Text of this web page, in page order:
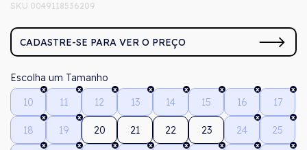
SKU 0049118536209
CADASTRE-SE PARA VER O PREÇO
Tamanho
10
11 12 13 14 15 16 17
18 19 20 21 22 23 24 25